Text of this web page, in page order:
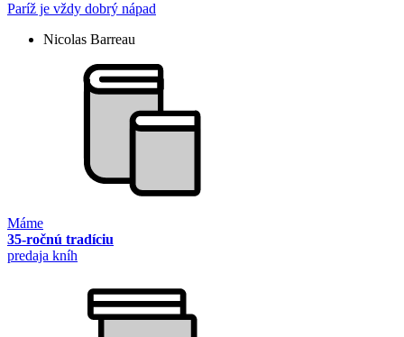
Paríž je vždy dobrý nápad
Nicolas Barreau
Máme
35-ročnú tradíciu
predaja kníh